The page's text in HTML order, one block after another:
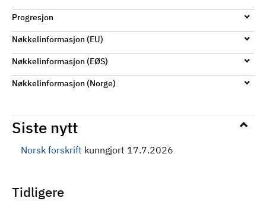
Progresjon
Nøkkelinformasjon (EU)
Nøkkelinformasjon (EØS)
Nøkkelinformasjon (Norge)
Siste nytt
Norsk forskrift kunngjort 17.7.2026
Tidligere